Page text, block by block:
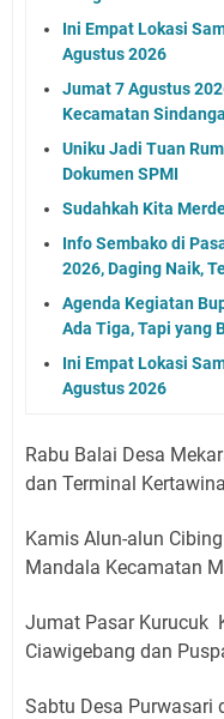
Ini Empat Lokasi
Agustus 2026
Jumat 7 Agustus
Kecamatan
Uniku Jadi Tuan
Dokumen SPMI
Sudahkah Kita
Info Sembako di
2026, Daging Naik,
Agenda Kegiatan
Ada Tiga, Tapi yang
Ini Empat Lokasi
Agustus 2026
Rabu Balai Desa
dan Terminal
Kamis Alun-alun
Mandala Kecamatan
Jumat Pasar Kurucuk
Ciawigebang dan
Sabtu Desa Purwasari